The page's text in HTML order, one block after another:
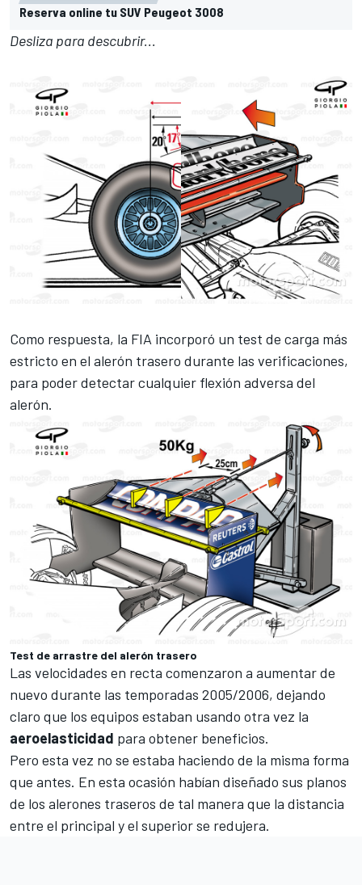
Reserva online tu SUV Peugeot 3008
Desliza para descubrir...
Como respuesta, la FIA incorporó un test de carga más
estricto en el alerón trasero durante las verificaciones,
para poder detectar cualquier flexión adversa del
alerón.
Test de arrastre del alerón trasero
Las velocidades en recta comenzaron a aumentar de
nuevo durante las temporadas 2005/2006, dejando
claro que los equipos estaban usando otra vez la
aeroelasticidad para obtener beneficios.
Pero esta vez no se estaba haciendo de la misma forma
que antes. En esta ocasión habían diseñado sus planos
de los alerones traseros de tal manera que la distancia
entre el principal y el superior se redujera.